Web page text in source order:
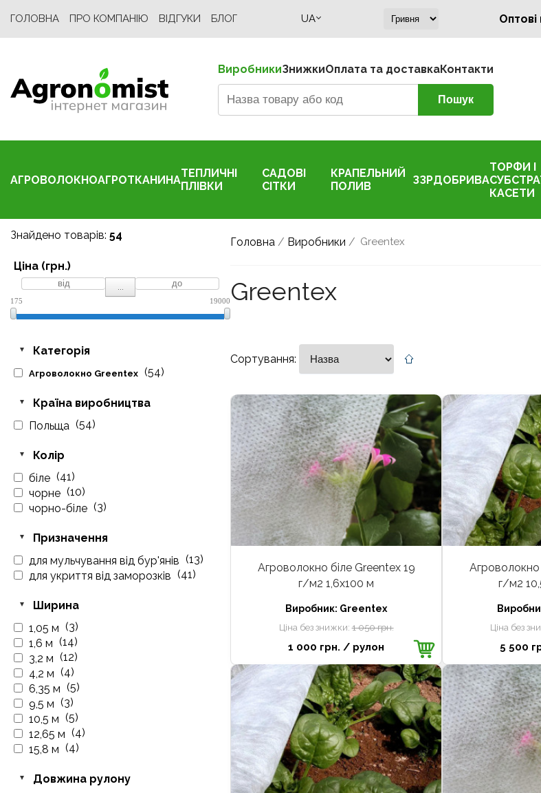
ГОЛОВНА ПРО КОМПАНІЮ ВІДГУКИ БЛОГ UA
ВиробникиЗнижкиОплата та доставкаКонтакти
АГРОВОЛОКНОАГРОТКАНИНАТЕПЛИЧНІ
ПЛІВКИ
САДОВІ
СІТКИ
КРАПЕЛЬНИЙ
ПОЛИВ
ЗЗРДОБРИВА
ТОРФИ І
КАСЕТИ
Знайдено товарів: 54
Ціна (грн.)
...
175 19000
Категорія
Агроволокно Greentex (54)
Країна виробництва
Польща (54)
Колір
біле (41)
чорне (10)
чорно-біле (3)
Призначення
для мульчування від бур'янів (13)
для укриття від заморозків (41)
Ширина
1,05 м (3)
1,6 м (14)
3,2 м (12)
4,2 м (4)
6,35 м (5)
9,5 м (3)
10,5 м (5)
12,65 м (4)
15,8 м (4)
Довжина рулону
Головна / Виробники / Greentex
Greentex
Сортування:
Агроволокно біле Greentex 19
г/м2 1,6x100 м
Виробник: Greentex
Ціна без знижки:1 050 грн.
1 000 грн. / рулон
Агроволокно
г/м2
Ціна без
5 500